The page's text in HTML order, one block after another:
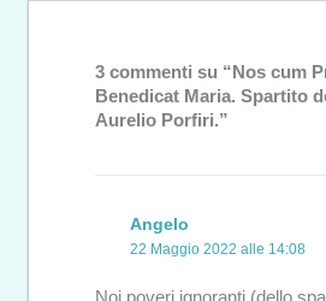
3 commenti su “Nos cum
Benedicat Maria. Spartito
Aurelio Porfiri.”
Angelo
22 Maggio 2022 alle 14:08